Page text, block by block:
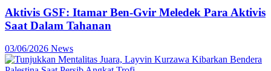
Aktivis GSF: Itamar Ben-Gvir Meledek Para Aktivis
Saat Dalam Tahanan
03/06/2026 News